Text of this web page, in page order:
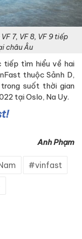
7, VF 8, VF 9 tiếp
châu Âu
tiếp tìm hiểu về hai
thuộc Sảnh D,
suốt thời gian
tại Oslo, Na Uy.
Anh Phạm
vinfast